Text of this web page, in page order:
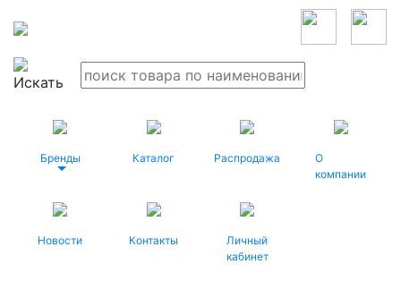
Бренды Каталог Распродажа
О
компании
Новости Контакты
Личный
кабинет